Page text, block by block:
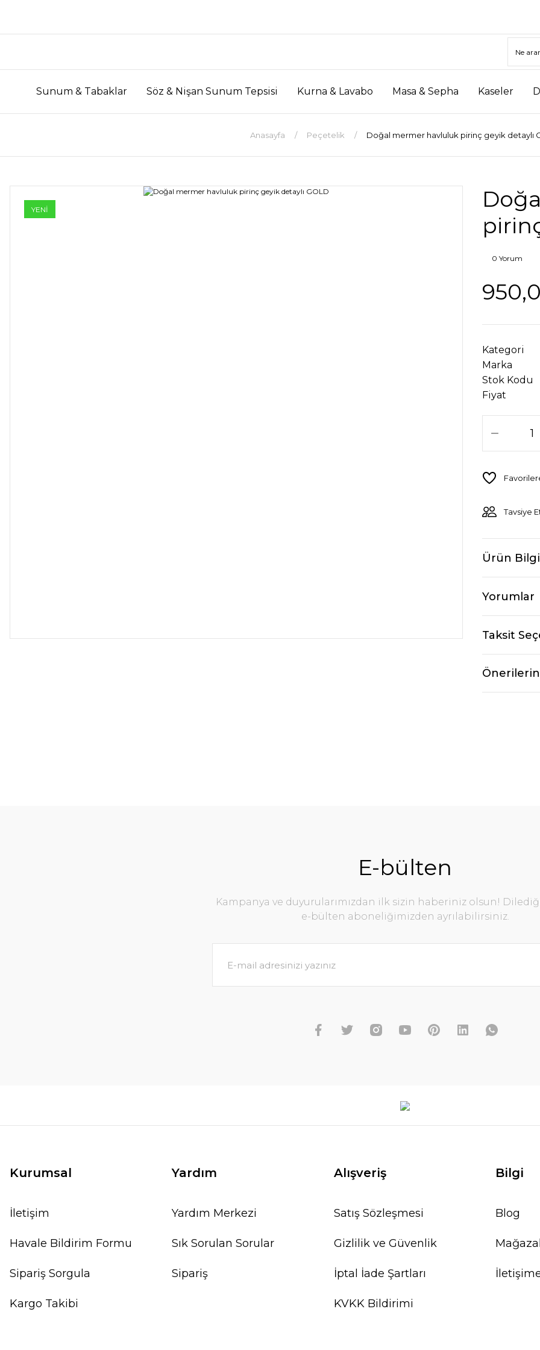
Sunum & Tabaklar Söz & Nişan Sunum Tepsisi Kurna & Lavabo Masa & Sepha Kaseler
Anasayfa Peçetelik Doğal mermer havluluk pirinç geyik detaylı
YENİ
0 Yorum
Kategori
Marka
Stok Kodu
Fiyat
Tavsiye
Ürün
Yorumlar
Taksit
E-bülten
Kampanya ve duyurularımızdan ilk sizin haberiniz olsun!
e-bülten aboneliğimizden ayrılabilirsiniz.
Kurumsal
İletişim
Havale Bildirim Formu
Sipariş Sorgula
Kargo Takibi
Yardım
Yardım Merkezi
Sık Sorulan Sorular
Sipariş
Alışveriş
Satış Sözleşmesi
Gizlilik ve Güvenlik
İptal İade Şartları
KVKK Bildirimi
Bilgi
Blog